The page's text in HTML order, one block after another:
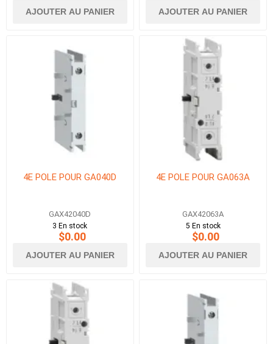
AJOUTER AU PANIER AJOUTER AU PANIER
4E POLE POUR GA040D
GAX42040D
3 En stock
$0.00
AJOUTER AU PANIER
4E POLE POUR GA063A
GAX42063A
5 En stock
$0.00
AJOUTER AU PANIER